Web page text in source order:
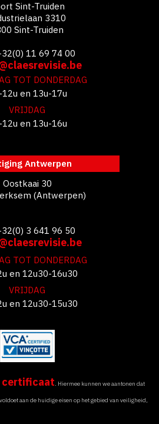
Sint-Truiden
3310
Sint-Truiden
11 69 74 00
TOT DONDERDAG
12u en 13u-17u
VRIJDAG
12u en 13u-16u
Antwerpen
Oostkaai 30
(Antwerpen)
3 641 96 50
TOT DONDERDAG
en 12u30-16u30
VRIJDAG
en 12u30-15u30
certificaat. Hiermee kunnen we aantonen dat
aan de huidige eisen op het gebied van veiligheid,